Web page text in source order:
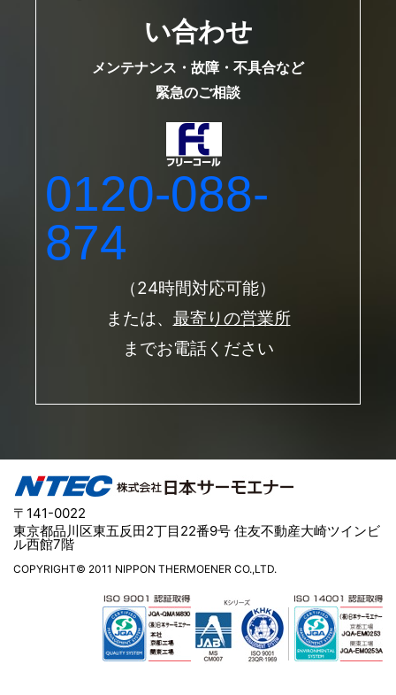
い合わせ
メンテナンス・故障・不具合など
緊急のご相談
0120-088-
874
（24時間対応可能）
または、 最寄りの営業所
までお電話ください
〒141-0022
東京都品川区東五反田2丁目22番9号 住友不動産大崎ツインビ
ル西館7階
COPYRIGHT© 2011 NIPPON THERMOENER CO.,LTD.